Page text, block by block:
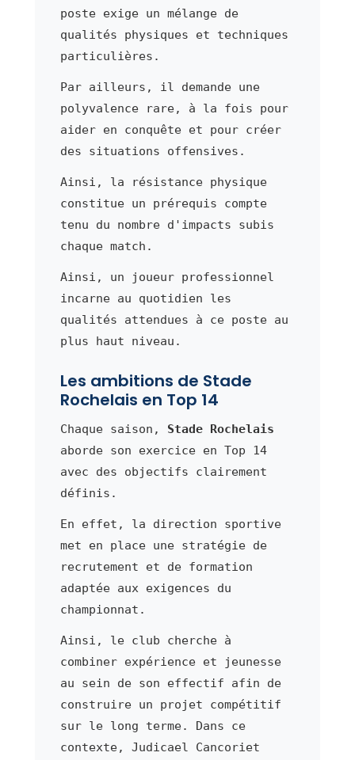
poste exige un mélange de
qualités physiques et techniques
particulières.
Par ailleurs, il demande une
polyvalence rare, à la fois pour
aider en conquête et pour créer
des situations offensives.
Ainsi, la résistance physique
constitue un prérequis compte
tenu du nombre d'impacts subis
chaque match.
Ainsi, un joueur professionnel
incarne au quotidien les
qualités attendues à ce poste au
plus haut niveau.
Les ambitions de Stade
Rochelais en Top 14
Chaque saison, Stade Rochelais
aborde son exercice en Top 14
avec des objectifs clairement
définis.
En effet, la direction sportive
met en place une stratégie de
recrutement et de formation
adaptée aux exigences du
championnat.
Ainsi, le club cherche à
combiner expérience et jeunesse
au sein de son effectif afin de
construire un projet compétitif
sur le long terme. Dans ce
contexte, Judicael Cancoriet